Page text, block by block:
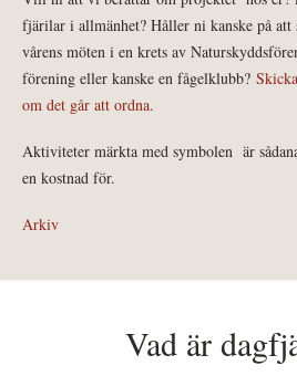
fjärilar i allmänhet? Håller ni kanske på
vårens möten i en krets av
förening eller kanske en fågelklubb?
om det går att ordna.
Aktiviteter märkta med symbolen är
en kostnad för.
Arkiv
Vad är